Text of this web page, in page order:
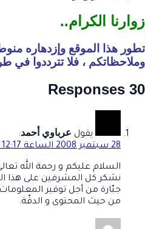
زوارنا الكرام..
تطور هذا الموقع وإزدهاره
وملاحظاتكم ، فلا تترددوا في
30 Responses
يقول عرباوي أحمد:
28 سبتمبر 2008 الساعة 12:17 صباحًا
السلام عليكم و رحمة الله
نشكر كل المشرفين على هذا
جبّارة من أجل توفير
من حيث المحتوى و الدقّة.